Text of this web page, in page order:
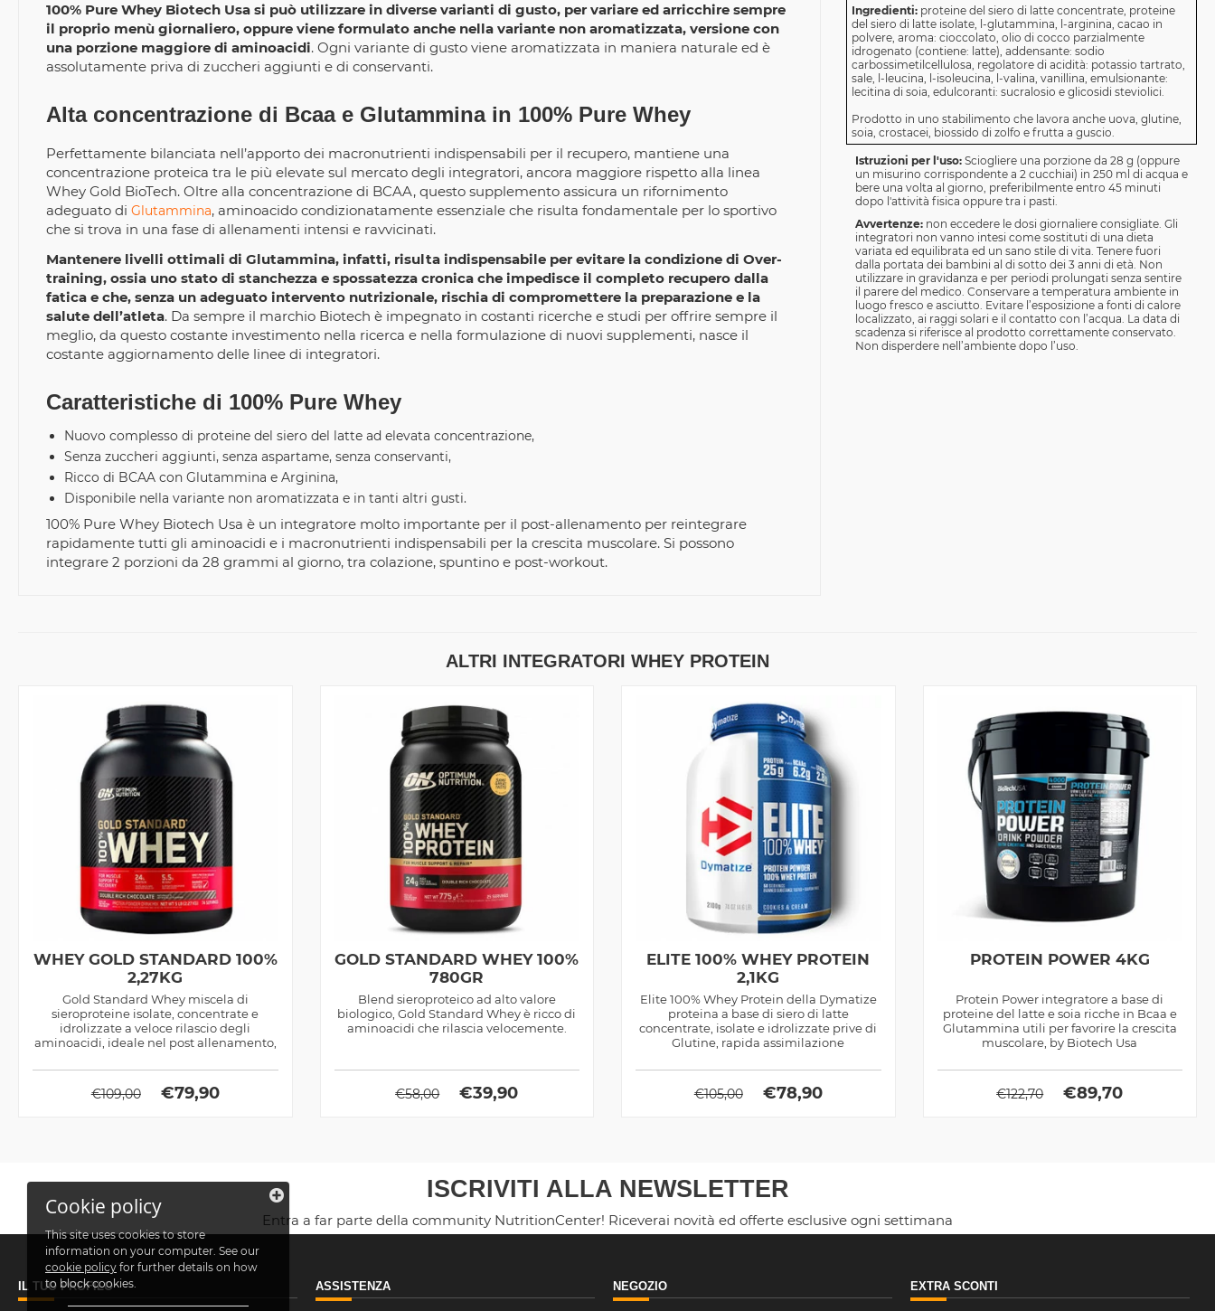
100% Pure Whey Biotech Usa si può utilizzare in diverse varianti di gusto, per variare ed arricchire sempre
il proprio menù giornaliero, oppure viene formulato anche nella variante non aromatizzata, versione con
una porzione maggiore di aminoacidi. Ogni variante di gusto viene aromatizzata in maniera naturale ed è
assolutamente priva di zuccheri aggiunti e di conservanti.
Alta concentrazione di Bcaa e Glutammina in 100% Pure Whey
Perfettamente bilanciata nell’apporto dei macronutrienti indispensabili per il recupero, mantiene una
concentrazione proteica tra le più elevate sul mercato degli integratori, ancora maggiore rispetto alla linea
Whey Gold BioTech. Oltre alla concentrazione di BCAA, questo supplemento assicura un rifornimento
adeguato di Glutammina, aminoacido condizionatamente essenziale che risulta fondamentale per lo sportivo
che si trova in una fase di allenamenti intensi e ravvicinati.
Mantenere livelli ottimali di Glutammina, infatti, risulta indispensabile per evitare la condizione di Over-
training, ossia uno stato di stanchezza e spossatezza cronica che impedisce il completo recupero dalla
fatica e che, senza un adeguato intervento nutrizionale, rischia di compromettere la preparazione e la
salute dell’atleta. Da sempre il marchio Biotech è impegnato in costanti ricerche e studi per offrire sempre il
meglio, da questo costante investimento nella ricerca e nella formulazione di nuovi supplementi, nasce il
costante aggiornamento delle linee di integratori.
Caratteristiche di 100% Pure Whey
Nuovo complesso di proteine del siero del latte ad elevata concentrazione,
Senza zuccheri aggiunti, senza aspartame, senza conservanti,
Ricco di BCAA con Glutammina e Arginina,
Disponibile nella variante non aromatizzata e in tanti altri gusti.
100% Pure Whey Biotech Usa è un integratore molto importante per il post-allenamento per reintegrare
rapidamente tutti gli aminoacidi e i macronutrienti indispensabili per la crescita muscolare. Si possono
integrare 2 porzioni da 28 grammi al giorno, tra colazione, spuntino e post-workout.
Ingredienti: proteine del siero di latte concentrate, proteine
del siero di latte isolate, l-glutammina, l-arginina, cacao in
polvere, aroma: cioccolato, olio di cocco parzialmente
idrogenato (contiene: latte), addensante: sodio
carbossimetilcellulosa, regolatore di acidità: potassio tartrato,
sale, l-leucina, l-isoleucina, l-valina, vanillina, emulsionante:
lecitina di soia, edulcoranti: sucralosio e glicosidi steviolici.
Prodotto in uno stabilimento che lavora anche uova, glutine,
soia, crostacei, biossido di zolfo e frutta a guscio.
Istruzioni per l'uso: Sciogliere una porzione da 28 g (oppure
un misurino corrispondente a 2 cucchiai) in 250 ml di acqua e
bere una volta al giorno, preferibilmente entro 45 minuti
dopo l'attività fisica oppure tra i pasti.
Avvertenze: non eccedere le dosi giornaliere consigliate. Gli
integratori non vanno intesi come sostituti di una dieta
variata ed equilibrata ed un sano stile di vita. Tenere fuori
dalla portata dei bambini al di sotto dei 3 anni di età. Non
utilizzare in gravidanza e per periodi prolungati senza sentire
il parere del medico. Conservare a temperatura ambiente in
luogo fresco e asciutto. Evitare l’esposizione a fonti di calore
localizzato, ai raggi solari e il contatto con l’acqua. La data di
scadenza si riferisce al prodotto correttamente conservato.
Non disperdere nell’ambiente dopo l’uso.
ALTRI INTEGRATORI WHEY PROTEIN
WHEY GOLD STANDARD 100%
2,27KG
Gold Standard Whey miscela di
sieroproteine isolate, concentrate e
idrolizzate a veloce rilascio degli
aminoacidi, ideale nel post allenamento,
€109,00 €79,90
GOLD STANDARD WHEY 100%
780GR
Blend sieroproteico ad alto valore
biologico, Gold Standard Whey è ricco di
aminoacidi che rilascia velocemente.
€58,00 €39,90
ELITE 100% WHEY PROTEIN
2,1KG
Elite 100% Whey Protein della Dymatize
proteina a base di siero di latte
concentrate, isolate e idrolizzate prive di
Glutine, rapida assimilazione
€105,00 €78,90
PROTEIN POWER 4KG
Protein Power integratore a base di
proteine del latte e soia ricche in Bcaa e
Glutammina utili per favorire la crescita
muscolare, by Biotech Usa
€122,70 €89,70
ISCRIVITI ALLA NEWSLETTER
Entra a far parte della community NutritionCenter! Riceverai novità ed offerte esclusive ogni settimana
IL TUO PROFILO ASSISTENZA NEGOZIO EXTRA SCONTI
Cookie policy
This site uses cookies to store
information on your computer. See our
cookie policy for further details on how
to block cookies.